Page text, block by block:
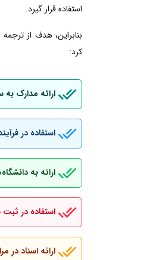
استفاده قرار گیرد.
بنابراین، هدف از
کرد:
ارائه مدارک
استفاده در
ارائه به
استفاده در ثبت
ارائه اسناد